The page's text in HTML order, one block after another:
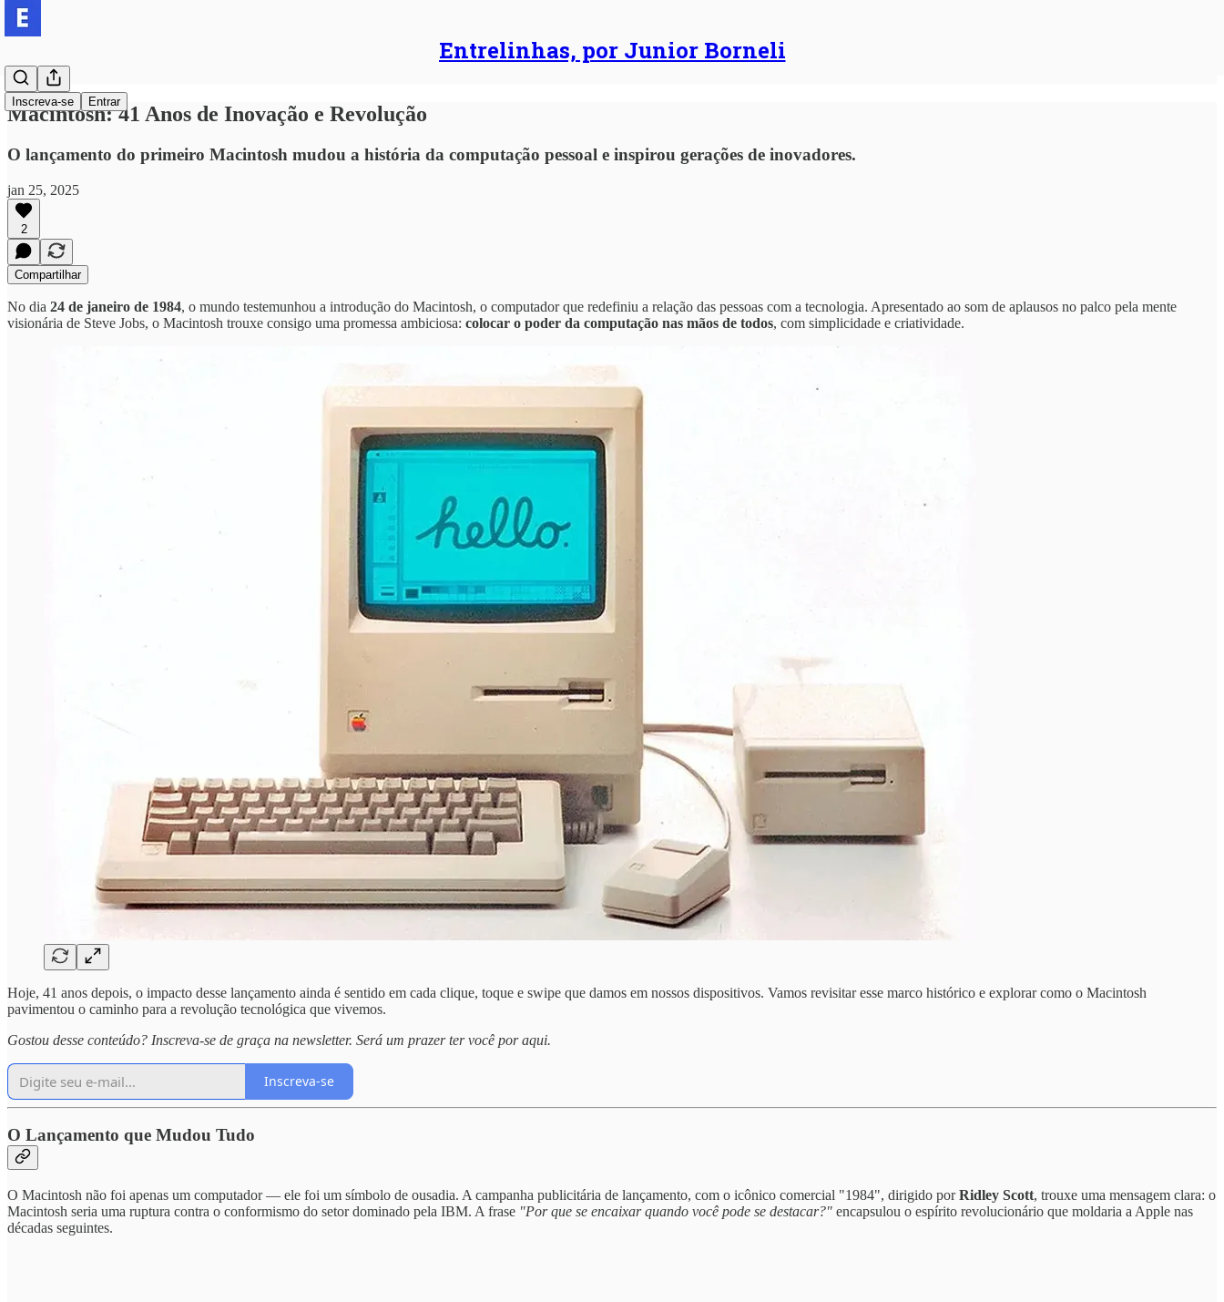
Entrelinhas, por Junior Borneli
Inscreva-se Entrar
Macintosh: 41 Anos de Inovação e Revolução
O lançamento do primeiro Macintosh mudou a história da computação pessoal e inspirou gerações de inovadores.
jan 25, 2025
2
Compartilhar
No dia 24 de janeiro de 1984, o mundo testemunhou a introdução do Macintosh, o computador que redefiniu a relação das pessoas com a tecnologia. Apresentado ao som de aplausos no palco pela mente
visionária de Steve Jobs, o Macintosh trouxe consigo uma promessa ambiciosa: colocar o poder da computação nas mãos de todos, com simplicidade e criatividade.
Hoje, 41 anos depois, o impacto desse lançamento ainda é sentido em cada clique, toque e swipe que damos em nossos dispositivos. Vamos revisitar esse marco histórico e explorar como o Macintosh
pavimentou o caminho para a revolução tecnológica que vivemos.
Gostou desse conteúdo? Inscreva-se de graça na newsletter. Será um prazer ter você por aqui.
Inscreva-se
O Lançamento que Mudou Tudo
O Macintosh não foi apenas um computador — ele foi um símbolo de ousadia. A campanha publicitária de lançamento, com o icônico comercial "1984", dirigido porRidley Scott, trouxe uma mensagem clara: o
Macintosh seria uma ruptura contra o conformismo do setor dominado pela IBM. A frase "Por que se encaixar quando você pode se destacar?" encapsulou o espírito revolucionário que moldaria a Apple nas
décadas seguintes.